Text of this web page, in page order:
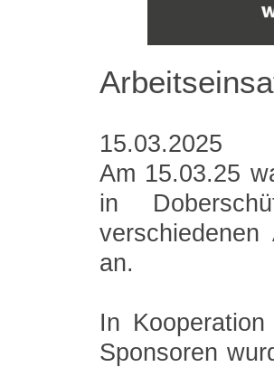
15.03.2025
Am 15.03.25
in
an.
In
Sponsoren